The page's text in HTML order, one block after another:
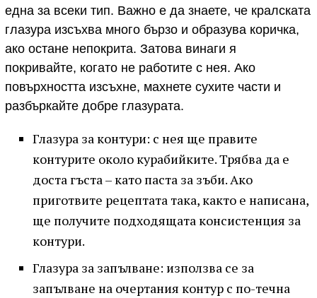
една за всеки тип. Важно е да знаете, че кралската
глазура изсъхва много бързо и образува коричка,
ако остане непокрита. Затова винаги я
покривайте, когато не работите с нея. Ако
повърхността изсъхне, махнете сухите части и
разбъркайте добре глазурата.
Глазура за контури: с нея ще правите
контурите около курабийките. Трябва да е
доста гъста – като паста за зъби. Ако
приготвите рецептата така, както е написана,
ще получите подходящата консистенция за
контури.
Глазура за запълване: използва се за
запълване на очертания контур с по-течна